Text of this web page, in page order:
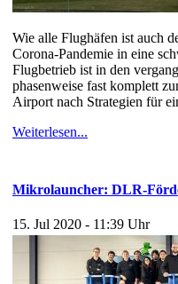
Wie alle Flughäfen ist auch
Corona-Pandemie in eine
Flugbetrieb ist in den
phasenweise fast komplett
Airport nach Strategien für
Weiterlesen...
Mikrolauncher: DLR-
15. Jul 2020 - 11:39 Uhr